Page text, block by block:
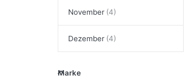
November
Dezember
Marke
Marke